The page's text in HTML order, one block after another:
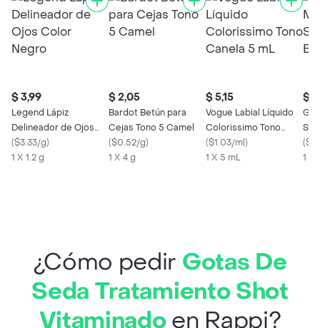
$ 3,99
Legend Lápiz
Delineador de Ojos
Color Negro
($3.33/g)
1 X 1.2 g
$ 2,05
Bardot Betún para
Cejas Tono 5 Camel
($0.52/g)
1 X 4 g
$ 5,15
Vogue Labial Líquido
Colorissimo Tono
Canela 5 mL
($1.03/ml)
1 X 5 mL
$
(
1 x
¿Cómo pedir Gotas De
Seda Tratamiento Shot
Vitaminadoen Rappi?